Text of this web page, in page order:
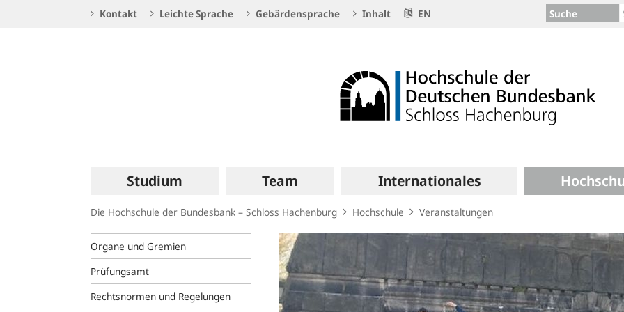
Kontakt Leichte Sprache Gebärdensprache Inhalt EN Suche
Hauptnavigation
Studium Team Internationales
Die Hochschule der Bundesbank – Schloss Hachenburg Hochschule Veranstaltungen
Organe und Gremien
Prüfungsamt
Rechtsnormen und Regelungen